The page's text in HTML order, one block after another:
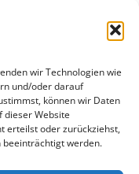
wir Technologien wie
und/oder darauf
können wir Daten
dieser Website
erteilst oder zurückziehst,
beeinträchtigt werden.